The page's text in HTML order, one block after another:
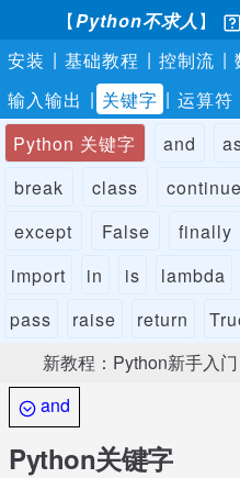
【Python不求人】
安装 | 基础教程 | 控制流 |
输入输出 | 关键字 | 运算符
Python 关键字
and
break
class continue
except
False finally
import
in is lambda
pass
raise return
新教程：Python新手入
and
Python关键字